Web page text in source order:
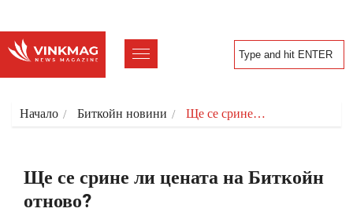
Начало Биткойн новини Ще се срине…
Ще се срине ли цената на Биткойн
отново?